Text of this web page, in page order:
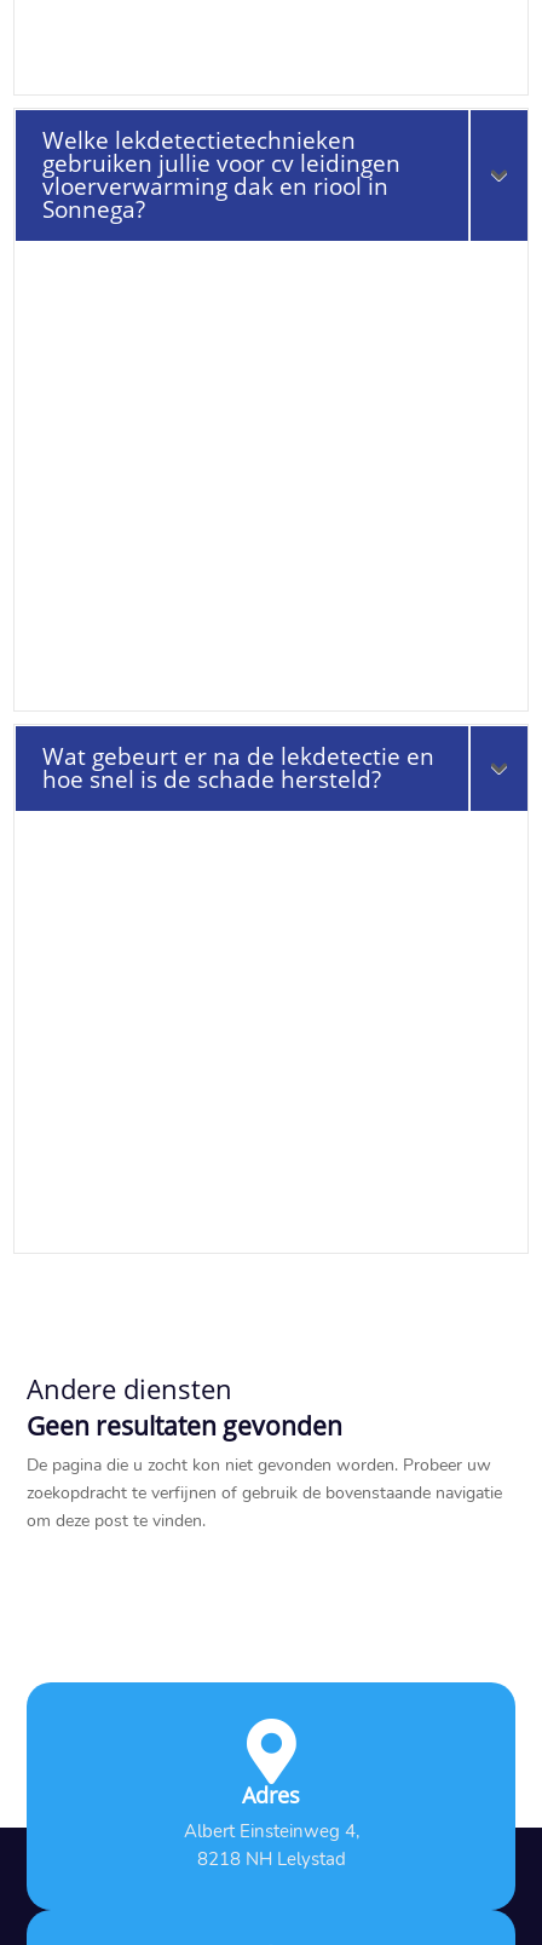
Welke lekdetectietechnieken
gebruiken jullie voor cv leidingen
vloerverwarming dak en riool in
Sonnega?
Wat gebeurt er na de lekdetectie en
hoe snel is de schade hersteld?
Andere diensten
Geen resultaten gevonden
De pagina die u zocht kon niet gevonden worden. Probeer uw
zoekopdracht te verfijnen of gebruik de bovenstaande navigatie
om deze post te vinden.

Adres
Albert Einsteinweg 4,
8218 NH Lelystad